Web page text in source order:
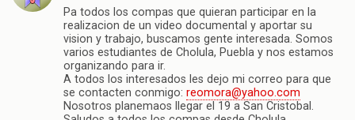
Pa todos los compas que quieran participar en la
realizacion de un video documental y aportar su
vision y trabajo, buscamos gente interesada. Somos
varios estudiantes de Cholula, Puebla y nos estamos
organizando para ir.
A todos los interesados les dejo mi correo para que
se contacten conmigo: reomora@yahoo.com
Nosotros planemaos llegar el 19 a San Cristobal.